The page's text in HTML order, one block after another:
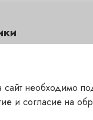
необходимо
и согласие на